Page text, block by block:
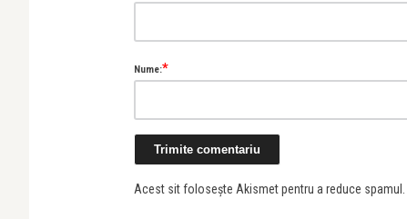
Nume:*
Acest sit folosește Akismet pentru a reduce spamul.